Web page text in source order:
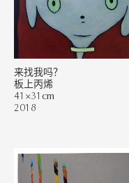
来找我吗？
板上丙烯
41×31cm
2018